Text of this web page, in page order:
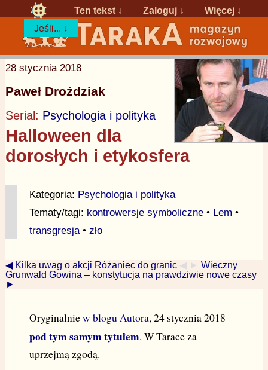
Ten tekst ↓ Zaloguj ↓
Więcej ↓
Jeśli... ↓
28 stycznia 2018
Paweł Droździak
Serial: Psychologia i polityka
Halloween dla
dorosłych i etykosfera
Kategoria: Psychologia i polityka
Tematy/tagi: kontrowersje symboliczne• Lem •
transgresja• zło
◀ Kilka uwag o akcji Różaniec do granic ◀ ► Wieczny
Grunwald Gowina – konstytucja na prawdziwie nowe czasy
►
Oryginalniew blogu Autora, 24 stycznia 2018
pod tym samym tytułem. W Tarace za
uprzejmą zgodą.